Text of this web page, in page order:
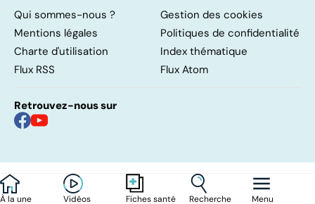
À la une Vidéos Fiches santé Recherche Menu
Qui sommes-nous ?
Gestion des cookies
Mentions légales
Politiques de confidentialité
Charte d'utilisation
Index thématique
Flux RSS
Flux Atom
Retrouvez-nous sur